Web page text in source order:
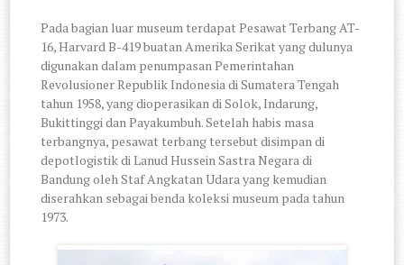
Pada bagian luar museum terdapat Pesawat Terbang AT-
16, Harvard B-419 buatan Amerika Serikat yang dulunya
digunakan dalam penumpasan Pemerintahan
Revolusioner Republik Indonesia di Sumatera Tengah
tahun 1958, yang dioperasikan di Solok, Indarung,
Bukittinggi dan Payakumbuh. Setelah habis masa
terbangnya, pesawat terbang tersebut disimpan di
depotlogistik di Lanud Hussein Sastra Negara di
Bandung oleh Staf Angkatan Udara yang kemudian
diserahkan sebagai benda koleksi museum pada tahun
1973.